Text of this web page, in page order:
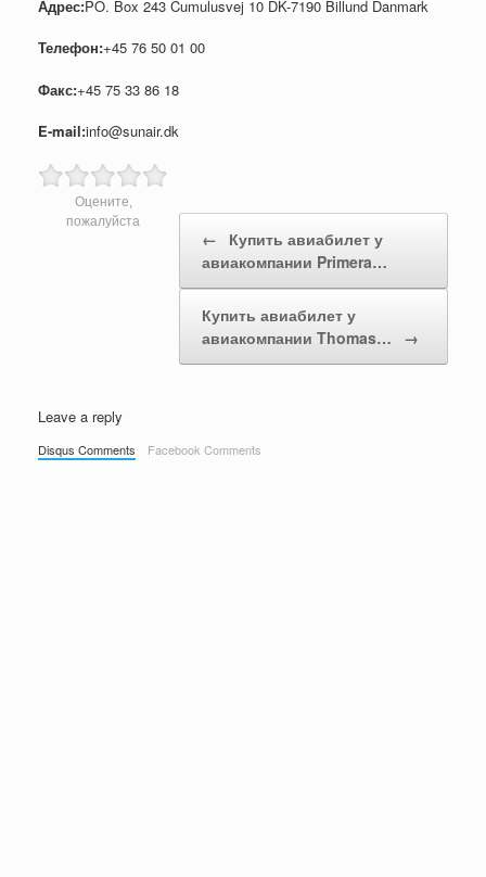
Адрес:PO. Box 243 Cumulusvej 10 DK-7190 Billund Danmark
Телефон:+45 76 50 01 00
Факс:+45 75 33 86 18
E-mail:info@sunair.dk
Оцените,
пожалуйста
Post navigation
←
Купить авиабилет у
авиакомпании Primera…
Купить авиабилет у
авиакомпании Thomas…
→
Leave a reply
Disqus Comments Facebook Comments